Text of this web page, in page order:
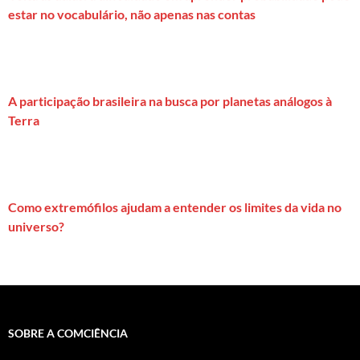
estar no vocabulário, não apenas nas contas
A participação brasileira na busca por planetas análogos à
Terra
Como extremófilos ajudam a entender os limites da vida no
universo?
SOBRE A COMCIÊNCIA